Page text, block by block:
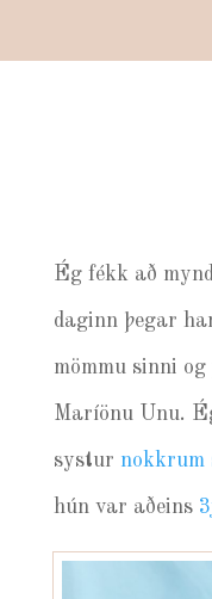
Ég fékk að
daginn þegar
mömmu sinni
Maríönu Unu.
systur nokkrum
hún var aðeins